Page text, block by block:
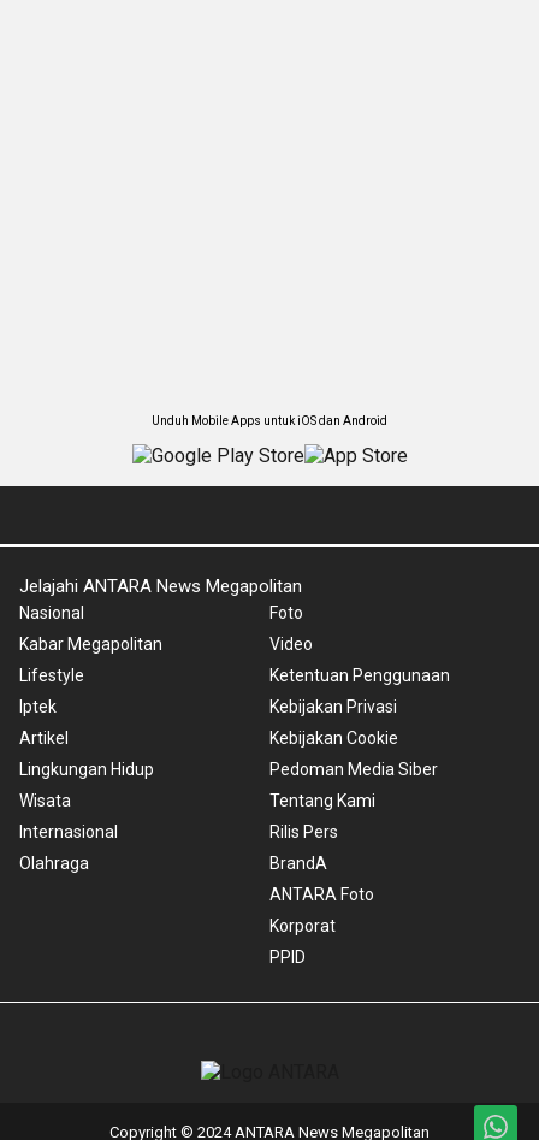
Unduh Mobile Apps untuk iOS dan Android
Jelajahi ANTARA News Megapolitan
Nasional
Kabar Megapolitan
Lifestyle
Iptek
Artikel
Lingkungan Hidup
Wisata
Internasional
Olahraga
Foto
Video
Ketentuan Penggunaan
Kebijakan Privasi
Kebijakan Cookie
Pedoman Media Siber
Tentang Kami
Rilis Pers
BrandA
ANTARA Foto
Korporat
PPID
Copyright © 2024 ANTARA News Megapolitan